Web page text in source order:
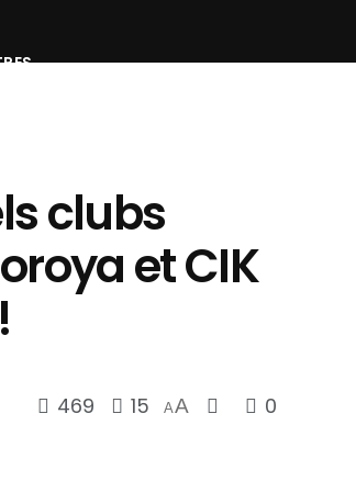
clubs
et CIK
469 15 AA 0